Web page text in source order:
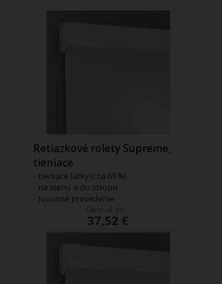
Retiazkové rolety Supreme,
tieniace
- tieniace látky (cca 65%)
- na stenu a do stropu
- luxusné prevedenie
Cena už od...
37,52 €